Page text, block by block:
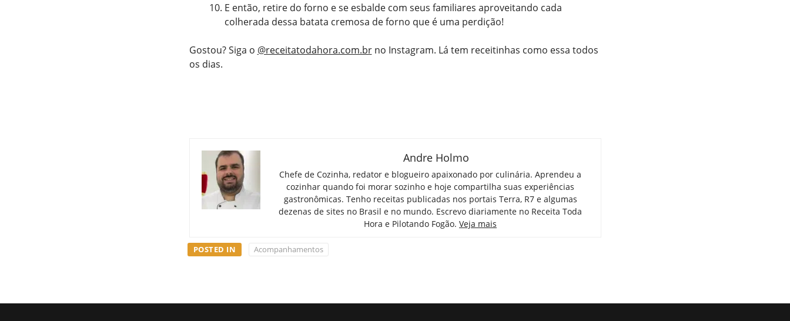
E então, retire do forno e se esbalde com seus familiares aproveitando cada
colherada dessa batata cremosa de forno que é uma perdição!
Gostou? Siga o @receitatodahora.com.brno Instagram. Lá tem receitinhas como essa todos
os dias.
Andre Holmo
Chefe de Cozinha, redator e blogueiro apaixonado por culinária. Aprendeu a
cozinhar quando foi morar sozinho e hoje compartilha suas experiências
gastronômicas. Tenho receitas publicadas nos portais Terra, R7 e algumas
dezenas de sites no Brasil e no mundo. Escrevo diariamente no Receita Toda
Hora e Pilotando Fogão. Veja mais
POSTED IN Acompanhamentos